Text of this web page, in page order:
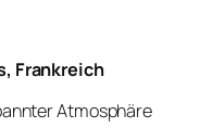
Frankreich
Atmosphäre